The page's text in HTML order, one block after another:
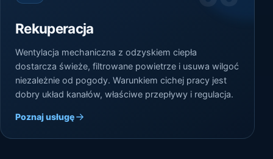
Rekuperacja
Wentylacja mechaniczna z odzyskiem ciepła
dostarcza świeże, filtrowane powietrze i usuwa wilgoć
niezależnie od pogody. Warunkiem cichej pracy jest
dobry układ kanałów, właściwe przepływy i regulacja.
Poznaj usługę